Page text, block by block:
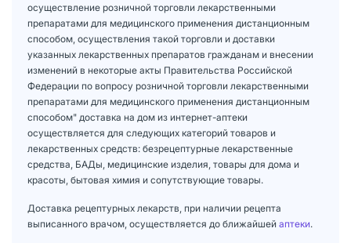
осуществление розничной торговли лекарственными
препаратами для медицинского применения дистанционным
способом, осуществления такой торговли и доставки
указанных лекарственных препаратов гражданам и внесении
изменений в некоторые акты Правительства Российской
Федерации по вопросу розничной торговли лекарственными
препаратами для медицинского применения дистанционным
способом" доставка на дом из интернет-аптеки
осуществляется для следующих категорий товаров и
лекарственных средств: безрецептурные лекарственные
средства, БАДы, медицинские изделия, товары для дома и
красоты, бытовая химия и сопутствующие товары.
Доставка рецептурных лекарств, при наличии рецепта
выписанного врачом, осуществляется до ближайшей аптеки.